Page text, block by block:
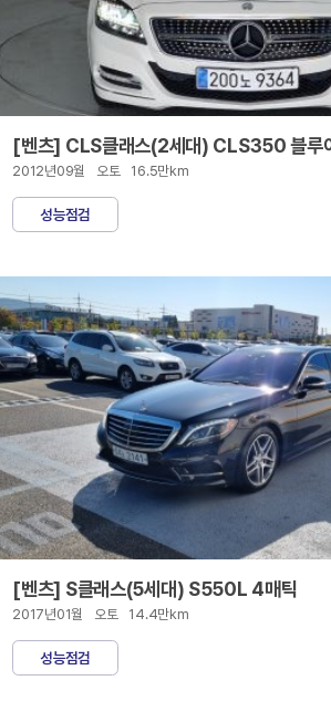
[벤츠] CLS클래스(2세대) CLS350 블루
2012년09월 오토 16.5만km
성능점검
[벤츠] S클래스(5세대) S550L 4매틱
2017년01월 오토 14.4만km
성능점검